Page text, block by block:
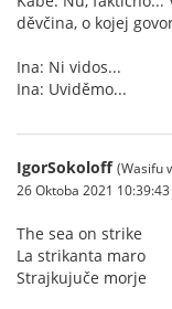
děvčina, o kojej
Ina: Ni vidos...
Ina: Uviděmo...
IgorSokoloff (Wasifu
26 Oktoba 2021
The sea on strike
La strikanta maro
Strajkujuče morje